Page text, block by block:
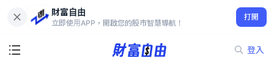
財富自由
立即使用APP，開啟您的股市智慧導航！
打開
登入
21.60
-0.68%